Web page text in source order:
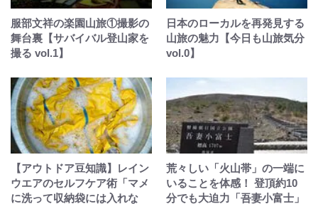
服部文祥の楽園山旅①撮影の
舞台裏【サバイバル登山家を
撮る vol.1】
日本のローカルを再発見する
山旅の魅力【今日も山旅気分
vol.0】
【アウトドア豆知識】レイン
ウエアのセルフケア術「マメ
に洗って収納袋には入れな
荒々しい「火山帯」の一端に
いることを体感！ 登頂約10
分でも大迫力「吾妻小富士」